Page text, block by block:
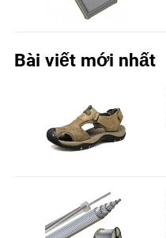
Bài viết mới nhất